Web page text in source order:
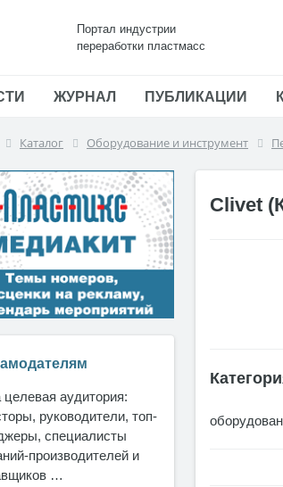
Портал индустрии
переработки пластмасс
ЖУРНАЛ ПУБЛИКАЦИИ
Каталог Оборудование и инструмент
аудитория:
руководители, топ-
специалисты
производителей и
…
Clivet